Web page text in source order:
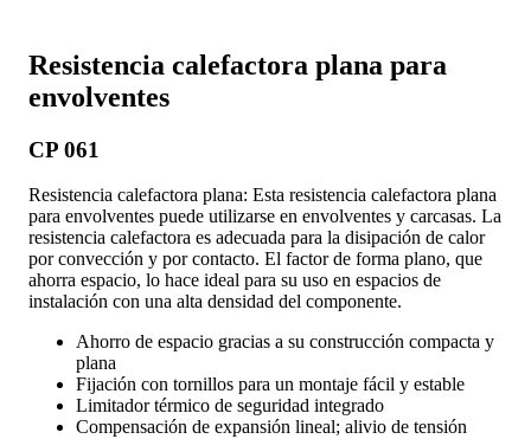
Resistencia calefactora plana para
envolventes
CP 061
Resistencia calefactora plana: Esta resistencia calefactora plana
para envolventes puede utilizarse en envolventes y carcasas. La
resistencia calefactora es adecuada para la disipación de calor
por convección y por contacto. El factor de forma plano, que
ahorra espacio, lo hace ideal para su uso en espacios de
instalación con una alta densidad del componente.
Ahorro de espacio gracias a su construcción compacta y
plana
Fijación con tornillos para un montaje fácil y estable
Limitador térmico de seguridad integrado
Compensación de expansión lineal; alivio de tensión